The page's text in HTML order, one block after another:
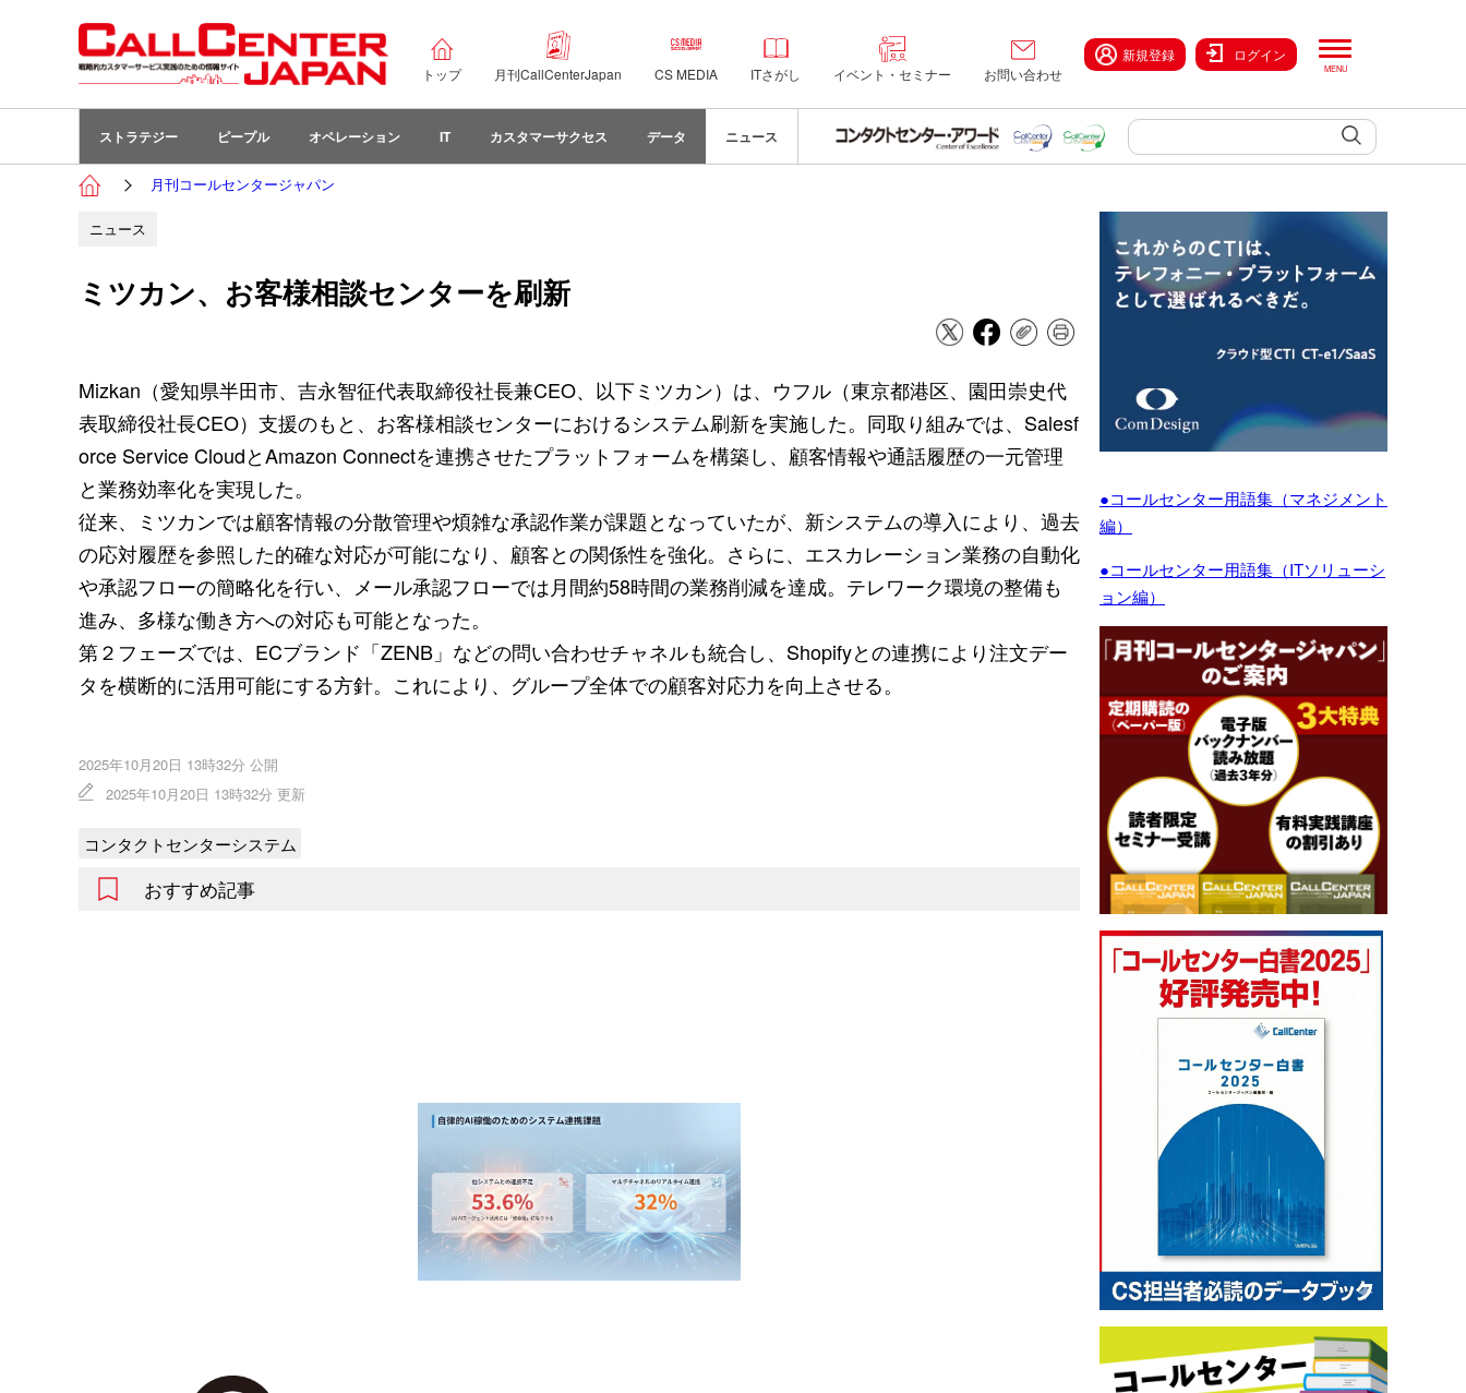
トップ 月刊CallCenterJapan CS MEDIA ITさがし イベント・セミナー お問い合わせ
新規登録 ログイン
ストラテジー ピープル オペレーション IT カスタマーサクセス データ ニュース
月刊コールセンタージャパン
ニュース
ミツカン、お客様相談センターを刷新
Mizkan（愛知県半田市、吉永智征代表取締役社長兼CEO、以下ミツカン）は、ウフル（東京都港区、園田崇史代
表取締役社長CEO）支援のもと、お客様相談センターにおけるシステム刷新を実施した。同取り組みでは、Salesf
orce Service CloudとAmazon Connectを連携させたプラットフォームを構築し、顧客情報や通話履歴の一元管理
と業務効率化を実現した。
従来、ミツカンでは顧客情報の分散管理や煩雑な承認作業が課題となっていたが、新システムの導入により、過去
の応対履歴を参照した的確な対応が可能になり、顧客との関係性を強化。さらに、エスカレーション業務の自動化
や承認フローの簡略化を行い、メール承認フローでは月間約58時間の業務削減を達成。テレワーク環境の整備も
進み、多様な働き方への対応も可能となった。
第２フェーズでは、ECブランド「ZENB」などの問い合わせチャネルも統合し、Shopifyとの連携により注文デー
タを横断的に活用可能にする方針。これにより、グループ全体での顧客対応力を向上させる。
2025年10月20日 13時32分 公開
2025年10月20日 13時32分 更新
コンタクトセンターシステム
おすすめ記事
●コールセンター用語集（マネジメント
編）
●コールセンター用語集（ITソリューシ
ョン編）